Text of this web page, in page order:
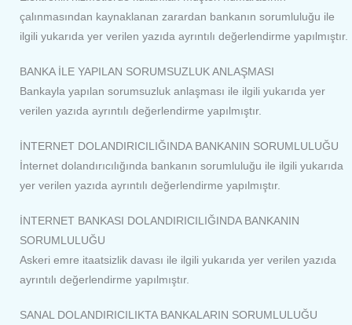
çalınmasından kaynaklanan zarardan bankanın sorumluluğu ile
ilgili yukarıda yer verilen yazıda ayrıntılı değerlendirme yapılmıştır.
BANKA İLE YAPILAN SORUMSUZLUK ANLAŞMASI
Bankayla yapılan sorumsuzluk anlaşması ile ilgili yukarıda yer
verilen yazıda ayrıntılı değerlendirme yapılmıştır.
İNTERNET DOLANDIRICILIĞINDA BANKANIN SORUMLULUĞU
İnternet dolandırıcılığında bankanın sorumluluğu ile ilgili yukarıda
yer verilen yazıda ayrıntılı değerlendirme yapılmıştır.
İNTERNET BANKASI DOLANDIRICILIĞINDA BANKANIN
SORUMLULUĞU
Askeri emre itaatsizlik davası ile ilgili yukarıda yer verilen yazıda
ayrıntılı değerlendirme yapılmıştır.
SANAL DOLANDIRICILIKTA BANKALARIN SORUMLULUĞU